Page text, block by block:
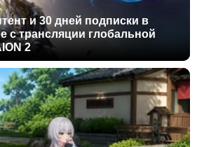
и 30 дней подписки в
с трансляции глобальной
2